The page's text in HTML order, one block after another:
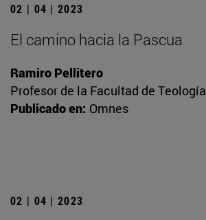
02 | 04 | 2023
El camino hacia la Pascua
Ramiro Pellitero
Profesor de la Facultad de Teología
Publicado en: Omnes
02 | 04 | 2023